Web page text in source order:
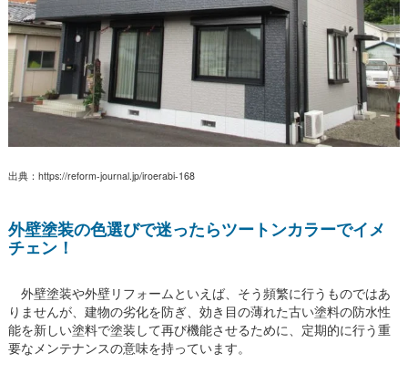
出典：https://reform-journal.jp/iroerabi-168
外壁塗装の色選びで迷ったらツートンカラーでイメ
チェン！
外壁塗装や外壁リフォームといえば、そう頻繁に行うものではあ
りませんが、建物の劣化を防ぎ、効き目の薄れた古い塗料の防水性
能を新しい塗料で塗装して再び機能させるために、定期的に行う重
要なメンテナンスの意味を持っています。